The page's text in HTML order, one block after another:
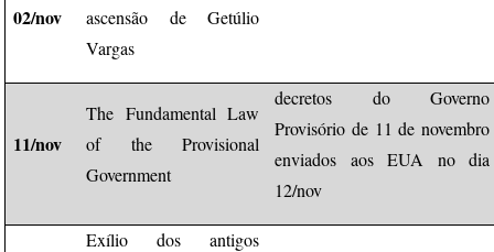
02/nov
ascensão de Getúlio
Vargas
11/nov
The Fundamental Law
of the Provisional
Government
decretos do Governo
Provisório de 11 de novembro
enviados aos EUA no dia
12/nov
Exílio dos antigos